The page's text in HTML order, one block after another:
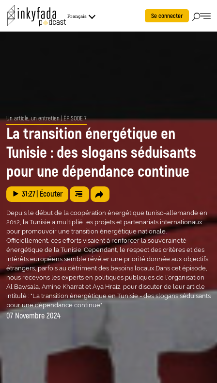
Français Se connecter
Un article, un entretien| ÉPISODE 7
La transition énergétique en
Tunisie : des slogans séduisants
pour une dépendance continue
31:27| Écouter
Depuis le début de la coopération énergétique tuniso-allemande en
2012, la Tunisie a multiplié les projets et partenariats internationaux
pour promouvoir une transition énergétique nationale.
Officiellement, ces efforts visaient à renforcer la souveraineté
énergétique de la Tunisie. Cependant, le respect des critères et des
intérêts européens semble révéler une priorité donnée aux objectifs
étrangers, parfois au détriment des besoins locaux.Dans cet épisode,
nous recevons les experts en politiques publiques de l’organisation
Al Bawsala, Amine Kharrat et Aya Hraiz, pour discuter de leur article
intitulé : "La transition énergétique en Tunisie - des slogans séduisants
pour une dépendance continue".
07 Novembre 2024